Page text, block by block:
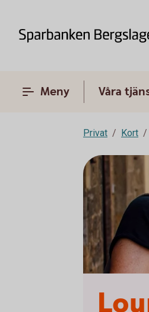
Meny Våra
Privat Kort